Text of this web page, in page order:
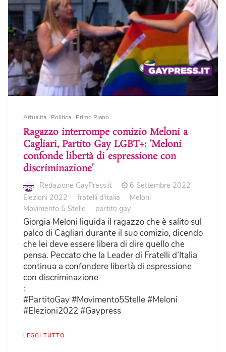
Attualità Politica Primo Piano
Ragazzo interrompe comizio Meloni a
Cagliari, Partito Gay LGBT+: ‘Meloni
confonde libertà di espressione con
discriminazione’
Redazione GayPress.it
6 Settembre 2022
Elezioni 2022
fratelli d'italia
Meloni
Movimento 5 Stelle
partito gay
Giorgia Meloni liquida il ragazzo che è salito sul
palco di Cagliari durante il suo comizio, dicendo
che lei deve essere libera di dire quello che
pensa. Peccato che la Leader di Fratelli d’Italia
continua a confondere libertà di espressione
con discriminazione
:
#PartitoGay #Movimento5Stelle #Meloni
#Elezioni2022 #Gaypress
LEGGI TUTTO